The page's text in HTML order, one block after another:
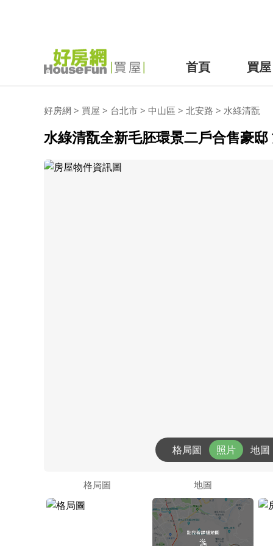
首頁 買屋
好房網 > 買屋 > 台北市 > 中山區 > 北安路 > 水綠清翫
水綠清翫全新毛胚環景二戶合售豪
格局圖 照片 地圖
格局圖 地圖